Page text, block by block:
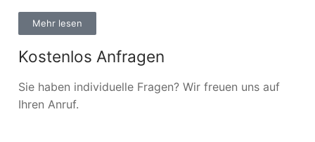
Mehr lesen
Kostenlos Anfragen
Sie haben individuelle Fragen? Wir freuen uns auf
Ihren Anruf.